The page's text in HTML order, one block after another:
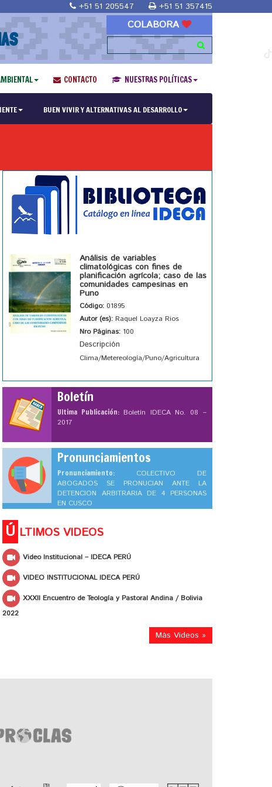
+51 51 205547 +51 51 357415
COLABORA
CONTACTO NUESTRAS POLÍTICAS
BUEN VIVIR Y ALTERNATIVAS AL DESARROLLO
Análisis de variables
climatológicas con fines de
planificación agrícola; caso de las
comunidades campesinas en
Puno
Código: 01895
Autor (es): Raquel Loayza Rios
Nro Páginas: 100
Descripción
Clima/Metereología/Puno/Agricultura
Boletín
Ultima Publicación: Boletín IDECA No. 08 –
2017
Pronunciamientos
Pronunciamiento: COLECTIVO DE
ABOGADOS SE PRONUCIAN ANTE LA
DETENCION ARBITRARIA DE 4 PERSONAS
EN CUSCO
Ú LTIMOS VIDEOS
Video Institucional – IDECA PERÚ
VIDEO INSTITUCIONAL IDECA PERÚ
XXXII Encuentro de Teología y Pastoral Andina / Bolivia
2022
Más Videos »